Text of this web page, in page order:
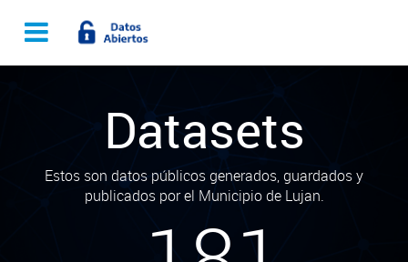
Datasets
Estos son datos públicos generados, guardados y
publicados por el Municipio de Lujan.